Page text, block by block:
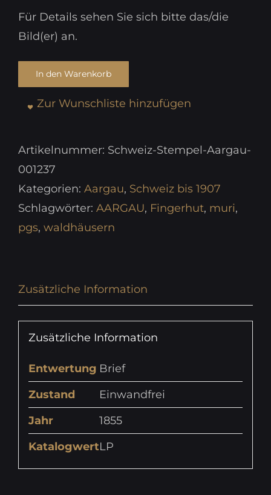
Für Details sehen Sie sich bitte das/die
Bild(er) an.
In den Warenkorb
Zur Wunschliste hinzufügen
Artikelnummer: Schweiz-Stempel-Aargau-
001237
Kategorien: Aargau, Schweiz bis 1907
Schlagwörter: AARGAU, Fingerhut, muri,
pgs, waldhäusern
Zusätzliche Information
Zusätzliche Information
Entwertung Brief
Zustand
Einwandfrei
Jahr
1855
KatalogwertLP